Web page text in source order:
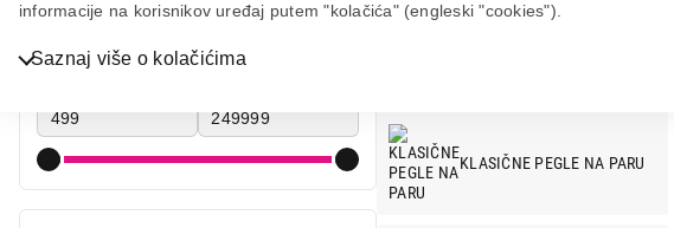
informacije na korisnikov uređaj putem "kolačića" (engleski "cookies").
Saznaj više o kolačićima
TV, audio, video i foto
Mobilni telefoni i tableti
Cena
KLASIČNE PEGLE NA PARU